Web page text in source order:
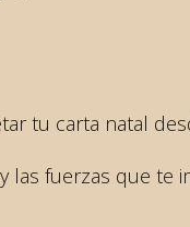
tu carta natal
las fuerzas que te